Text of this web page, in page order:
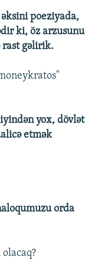
poeziyada,
ki, öz arzusunu
rast gəlirik.
yox, dövlət
etmək
orda